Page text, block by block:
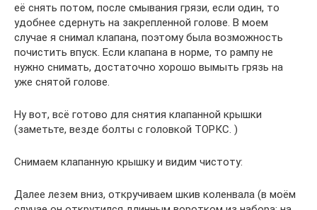
её снять потом, после смывания грязи, если один, то
удобнее сдернуть на закрепленной голове. В моем
случае я снимал клапана, поэтому была возможность
почистить впуск. Если клапана в норме, то рампу не
нужно снимать, достаточно хорошо вымыть грязь на
уже снятой голове.
Ну вот, всё готово для снятия клапанной крышки
(заметьте, везде болты с головкой ТОРКС. )
Снимаем клапанную крышку и видим чистоту:
Далее лезем вниз, откручиваем шкив коленвала (в моём